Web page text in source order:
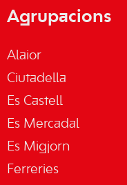
Agrupacions
Alaior
Ciutadella
Es Castell
Es Mercadal
Es Migjorn
Ferreries